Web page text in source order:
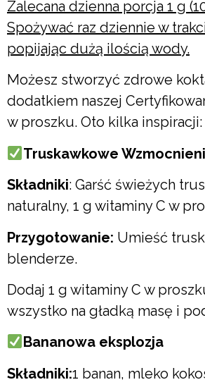
Zalecana dzienna porcja 1 g
Spożywać raz dziennie w
popijając dużą ilością wody.
Możesz stworzyć zdrowe
dodatkiem naszej
w proszku. Oto kilka inspiracji:
Truskawkowe
Składniki: Garść świeżych
naturalny, 1 g witaminy C w
Przygotowanie: Umieść
blenderze.
Dodaj 1 g witaminy C w
wszystko na gładką masę i
Bananowa eksplozja
Składniki:1 banan, mleko